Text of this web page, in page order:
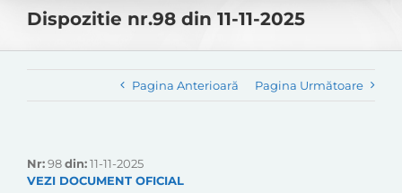
Dispozitie nr.98 din 11-11-2025
Pagina Anterioară Pagina Următoare
Nr:98din:11-11-2025
VEZI DOCUMENT OFICIAL